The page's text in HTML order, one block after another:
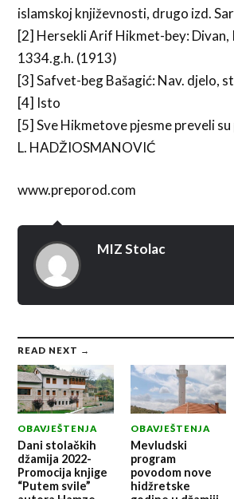
islamskoj književnosti, drugo izd.
[2] Hersekli Arif Hikmet-bey: Divan,
1334.g.h. (1913)
[3] Safvet-beg Bašagić: Nav. djelo,
[4] Isto
[5] Sve Hikmetove pjesme preveli
L. HADŽIOSMANOVIĆ
www.preporod.com
MIZ Stolac
READ NEXT →
OBAVJEŠTENJA
Dani stolačkih
džamija 2022-
Promocija knjige
“Putem svile”
OBAVJEŠTENJA
Mevludski
program
povodom nove
hidžretske